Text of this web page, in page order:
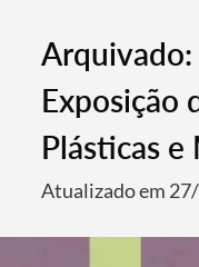
Arquivado:
Exposição
Plásticas
Atualizado em